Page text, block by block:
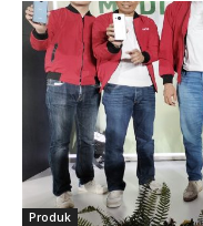
Produk